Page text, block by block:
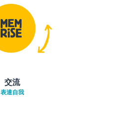
交流
表達自我